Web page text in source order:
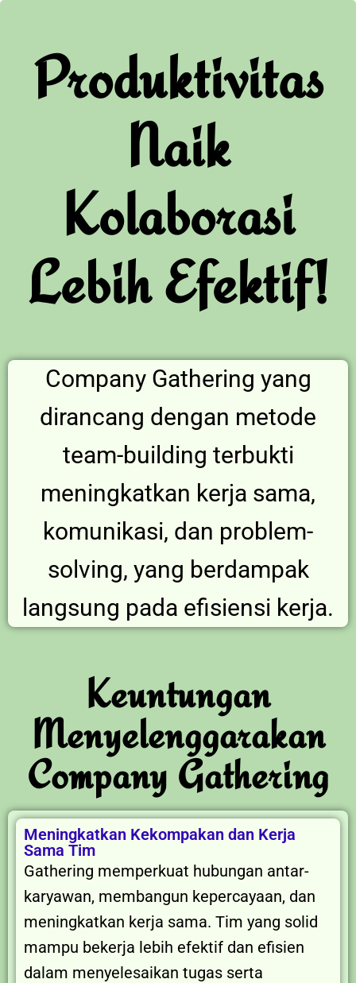
Produktivitas
Naik
Kolaborasi
Lebih Efektif!
Company Gathering yang
dirancang dengan metode
team-building terbukti
meningkatkan kerja sama,
komunikasi, dan problem-
solving, yang berdampak
langsung pada efisiensi kerja.
Keuntungan
Menyelenggarakan
Company Gathering
Meningkatkan Kekompakan dan Kerja
Sama Tim
Gathering memperkuat hubungan antar-
karyawan, membangun kepercayaan, dan
meningkatkan kerja sama. Tim yang solid
mampu bekerja lebih efektif dan efisien
dalam menyelesaikan tugas serta